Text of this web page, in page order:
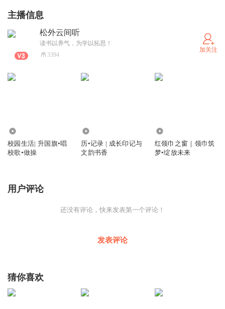
主播信息
松外云间听
读书以养气，为学以拓思！
3394
加关注
校园生活| 升国旗•唱
校歌•做操
历•记录 | 成长印记与
文韵书香
红领巾之窗｜领巾筑
梦•绽放未来
用户评论
还没有评论，快来发表第一个评论！
发表评论
猜你喜欢